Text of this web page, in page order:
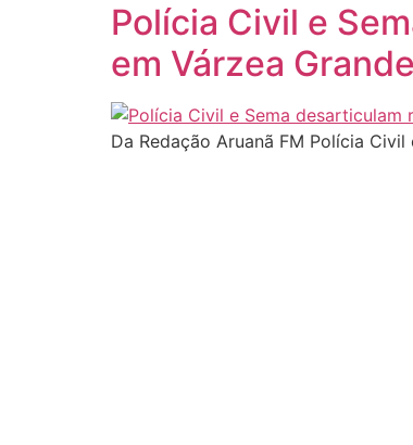
Polícia Civil e
em Várzea Grande
Da Redação Aruanã FM Polícia